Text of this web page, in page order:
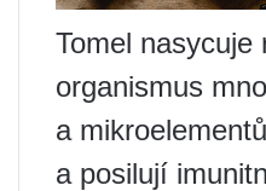
Tomel
organismus
a
a posilují